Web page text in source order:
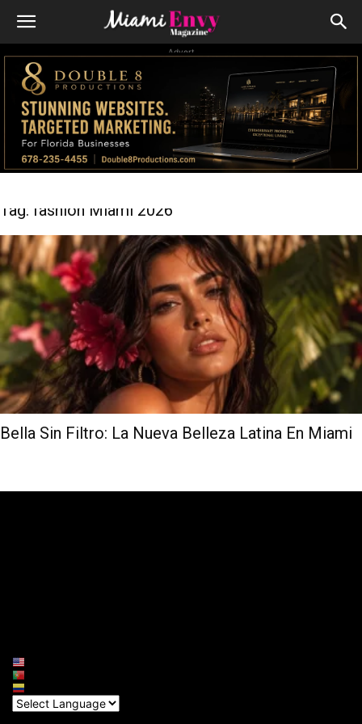
Advert
Tag: fashion Miami 2026
Bella Sin Filtro: La Nueva Belleza Latina En Miami